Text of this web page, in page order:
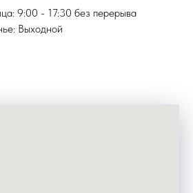
9:00 - 17:30 без перерыва
Выходной